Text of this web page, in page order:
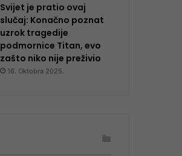
Svijet je pratio ovaj
slučaj: Konačno poznat
uzrok tragedije
podmornice Titan, evo
zašto niko nije preživio
16. Oktobra 2025.